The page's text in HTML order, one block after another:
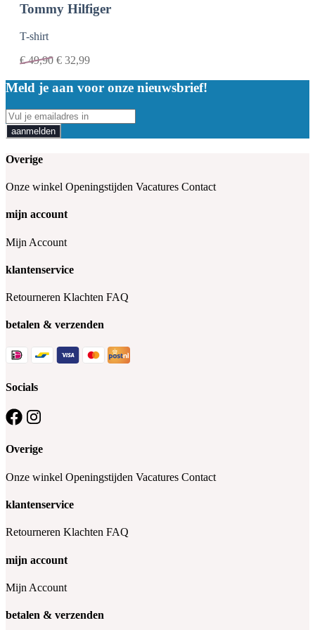
Tommy Hilfiger
T-shirt
€49,90 € 32,99
Meld je aan voor onze nieuwsbrief!
aanmelden
Overige
Onze winkel Openingstijden Vacatures Contact
mijn account
Mijn Account
klantenservice
Retourneren Klachten FAQ
betalen & verzenden
Socials
Overige
Onze winkel Openingstijden Vacatures Contact
klantenservice
Retourneren Klachten FAQ
mijn account
Mijn Account
betalen & verzenden